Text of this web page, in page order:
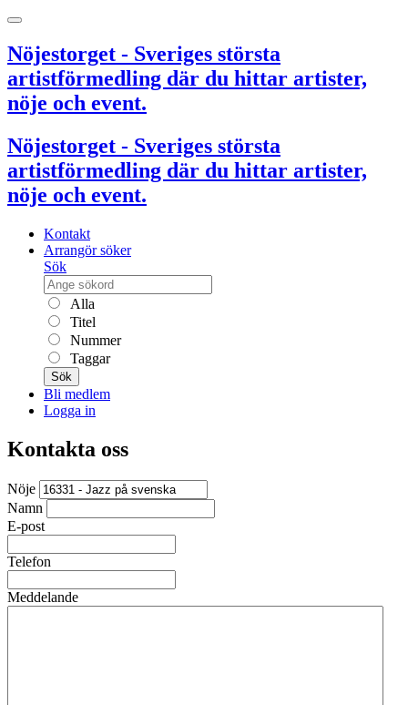
Nöjestorget - Sveriges största
artistförmedling där du hittar artister,
nöje och event.
Nöjestorget - Sveriges största
artistförmedling där du hittar artister,
nöje och event.
Kontakt
Arrangör söker
Sök
Alla
Titel
Nummer
Taggar
Sök
Bli medlem
Logga in
Kontakta oss
Nöje
Namn
E-post
Telefon
Meddelande